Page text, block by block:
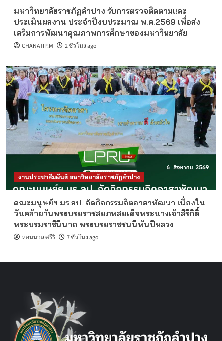
มหาวิทยาลัยราชภัฏลำปาง รับการตรวจติดตามและ
ประเมินผลงาน ประจำปีงบประมาณ พ.ศ.2569 เพื่อส่ง
เสริมการพัฒนาคุณภาพการศึกษาของมหาวิทยาลัย
CHANATIP.M 2 ชั่วโมง ago
งานประชาสัมพันธ์ มหาวิทยาลัยราชภัฏลำปาง
คณะมนุษย์ฯ มร.ลป. จัดกิจกรรมจิตอาสาพัฒนา เนื่องใน
วันคล้ายวันพระบรมราชสมภพสมเด็จพระนางเจ้าสิริกิติ์
พระบรมราชินีนาถ พระบรมราชชนนีพันปีหลวง
หอมนวล ศรีริ 7 ชั่วโมง ago